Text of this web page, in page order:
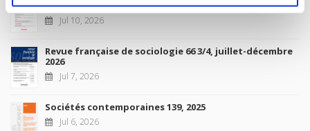
2026
Jul 10, 2026
Revue française de sociologie 66 3/4, juillet-décembre
2026
Jul 7, 2026
Sociétés contemporaines 139, 2025
Jul 6, 2026